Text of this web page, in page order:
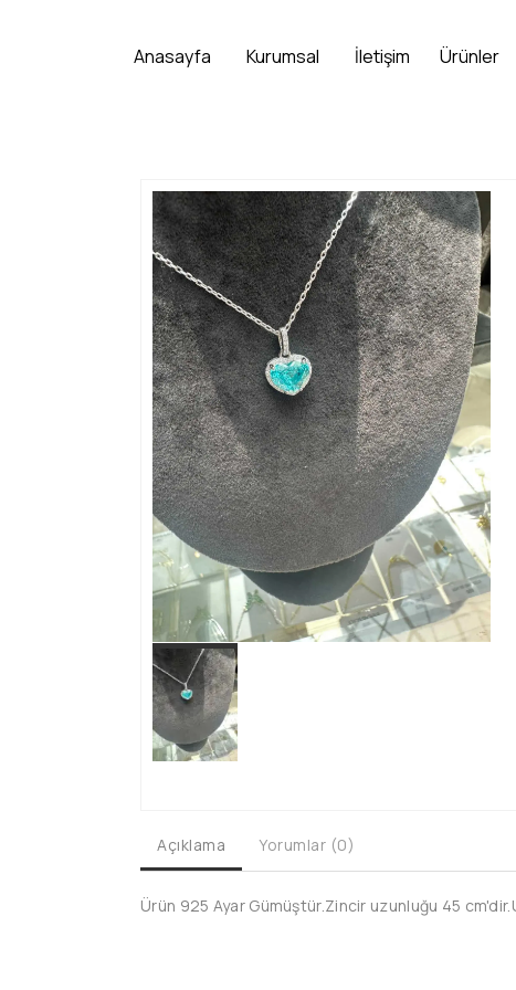
Açıklama Yorumlar (0)
Ürün 925 Ayar Gümüştür.Zincir uzunluğu 45
Anasayfa Kurumsal İletişim Ürünler